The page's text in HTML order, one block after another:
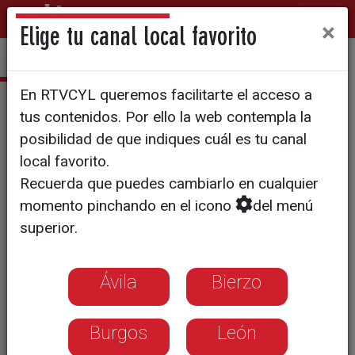
Los cuatro entierros de Muñoz
Torrero
Elige tu canal local favorito ×
En RTVCYL queremos facilitarte el acceso a
tus contenidos. Por ello la web contempla la
posibilidad de que indiques cuál es tu canal
local favorito.
Recuerda que puedes cambiarlo en cualquier
momento pinchando en el icono
del menú
superior.
Ávila Bierzo
Burgos León